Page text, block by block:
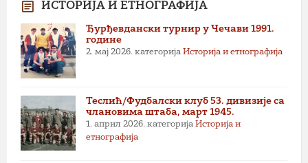
ИСТОРИЈА И ЕТНОГРАФИЈА
Ђурђевдански турнир у Чечави 1991.
године
2. мај 2026. категорија Историја и етнографија
Теслић/Фудбалски клуб 53. дивизије са
члановима штаба, март 1945.
1. април 2026. категорија Историја и
етнографија